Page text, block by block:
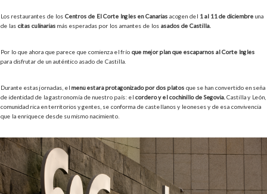
Los restaurantes de los Centros de El Corte Inglés en Canarias acogen del 1 al 11 de diciembre una
de las citas culinarias más esperadas por los amantes de los asados de Castilla.
Por lo que ahora que parece que comienza el frío que mejor plan que escaparnos al Corte Inglés
para disfrutar de un auténtico asado de Castilla.
Durante estas jornadas, el menú estará protagonizado por dos platos que se han convertido en seña
de identidad de la gastronomía de nuestro país: el cordero y el cochinillo de Segovia. Castilla y León,
comunidad rica en territorios y gentes, se conforma de castellanos y leoneses y de esa convivencia
que la enriquece desde su mismo nacimiento.